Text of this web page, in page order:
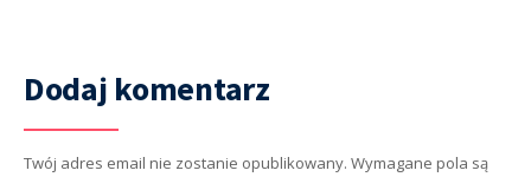
Dodaj komentarz
Twój adres email nie zostanie opublikowany. Wymagane pola są